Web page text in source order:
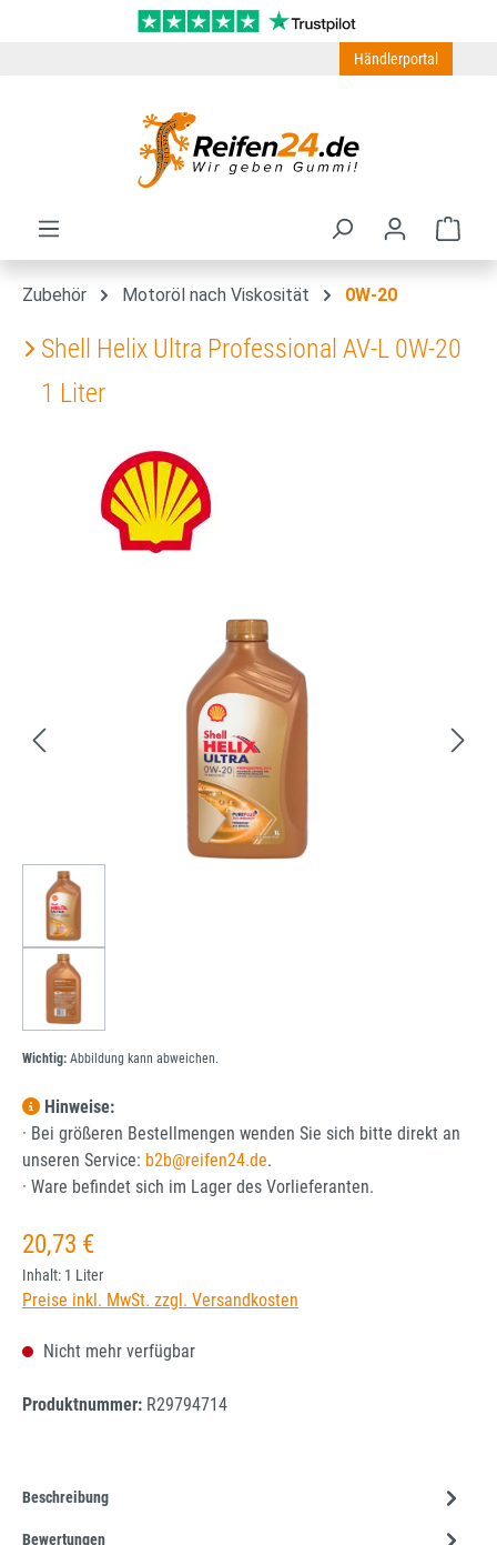
Zum Hauptinhalt springen
Händlerportal
Zubehör Motoröl nach Viskosität 0W-20
Shell Helix Ultra Professional AV-L 0W-20
1 Liter
Wichtig: Abbildung kann abweichen.
Hinweise:
· Bei größeren Bestellmengen wenden Sie sich bitte direkt an
unseren Service: b2b@reifen24.de.
· Ware befindet sich im Lager des Vorlieferanten.
Regulärer Preis:
20,73 €
Inhalt: 1 Liter
Preise inkl. MwSt. zzgl. Versandkosten
Nicht mehr verfügbar
Produktnummer: R29794714
Beschreibung
Bewertungen